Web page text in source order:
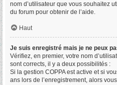
nom d’utilisateur que vous souhaitez
du forum pour obtenir de l’aide.
Haut
Je suis enregistré mais je ne peux
Vérifiez, en premier, votre nom
sont corrects, il y a deux possibilités :
Si la gestion COPPA est active et si
ans lors de l’enregistrement, alors